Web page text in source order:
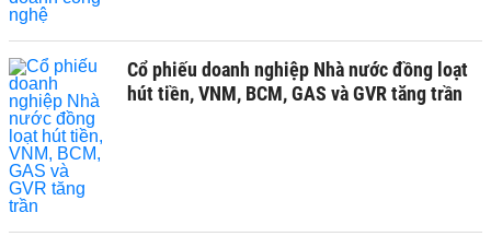
Cổ phiếu doanh nghiệp Nhà nước đồng loạt
hút tiền, VNM, BCM, GAS và GVR tăng trần